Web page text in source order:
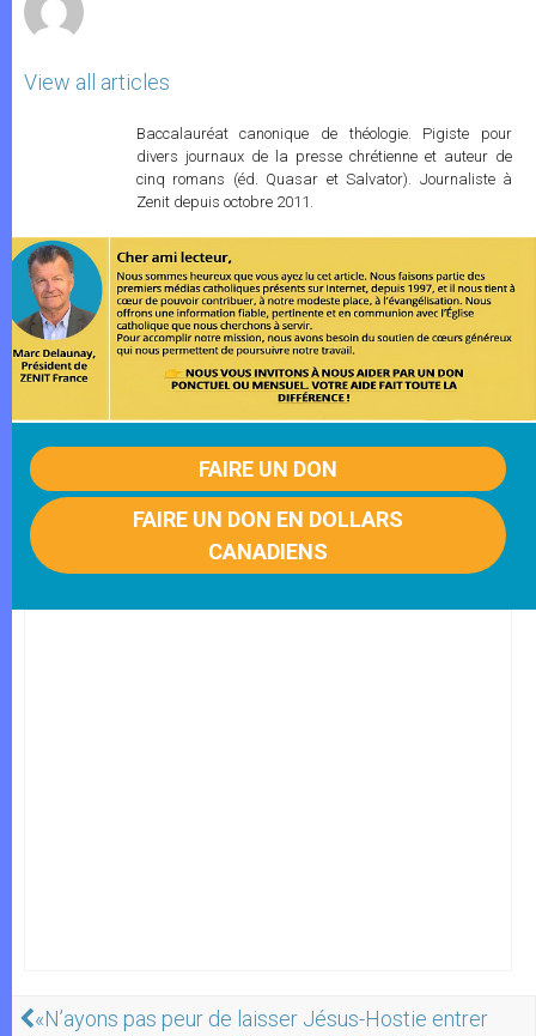
View all articles
Baccalauréat canonique de théologie. Pigiste pour
divers journaux de la presse chrétienne et auteur de
cinq romans (éd. Quasar et Salvator). Journaliste à
Zenit depuis octobre 2011.
FAIRE UN DON
FAIRE UN DON EN DOLLARS
CANADIENS
«N’ayons pas peur de laisser Jésus-Hostie entrer